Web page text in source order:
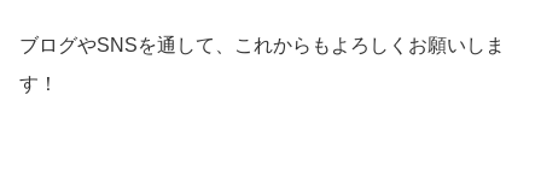
ブログやSNSを通して、これからもよろしくお願いしま
す！